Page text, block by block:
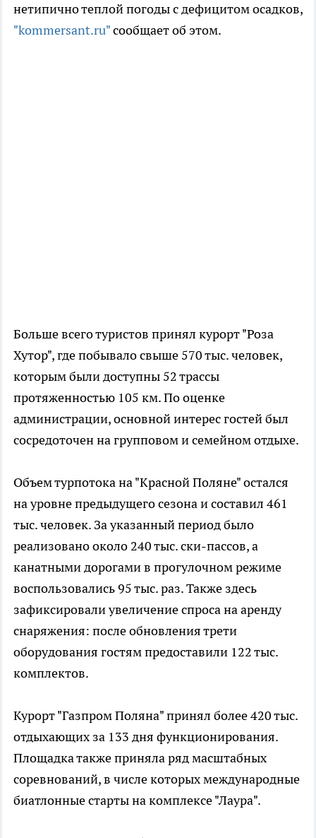
нетипично теплой погоды с дефицитом осадков,
"kommersant.ru"сообщает об этом.
Больше всего туристов принял курорт "Роза
Хутор", где побывало свыше 570 тыс. человек,
которым были доступны 52 трассы
протяженностью 105 км. По оценке
администрации, основной интерес гостей был
сосредоточен на групповом и семейном отдыхе.
Объем турпотока на "Красной Поляне" остался
на уровне предыдущего сезона и составил 461
тыс. человек. За указанный период было
реализовано около 240 тыс. ски-пассов, а
канатными дорогами в прогулочном режиме
воспользовались 95 тыс. раз. Также здесь
зафиксировали увеличение спроса на аренду
снаряжения: после обновления трети
оборудования гостям предоставили 122 тыс.
комплектов.
Курорт "Газпром Поляна" принял более 420 тыс.
отдыхающих за 133 дня функционирования.
Площадка также приняла ряд масштабных
соревнований, в числе которых международные
биатлонные старты на комплексе "Лаура".